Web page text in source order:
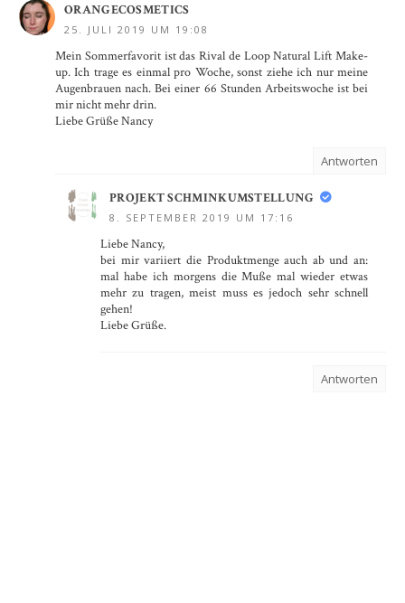
ORANGECOSMETICS
25. JULI 2019 UM 19:08
Mein Sommerfavorit ist das Rival de Loop Natural Lift Make-
up. Ich trage es einmal pro Woche, sonst ziehe ich nur meine
Augenbrauen nach. Bei einer 66 Stunden Arbeitswoche ist bei
mir nicht mehr drin.
Liebe Grüße Nancy
Antworten
PROJEKT SCHMINKUMSTELLUNG
8. SEPTEMBER 2019 UM 17:16
Liebe Nancy,
bei mir variiert die Produktmenge auch ab und an:
mal habe ich morgens die Muße mal wieder etwas
mehr zu tragen, meist muss es jedoch sehr schnell
gehen!
Liebe Grüße.
Antworten